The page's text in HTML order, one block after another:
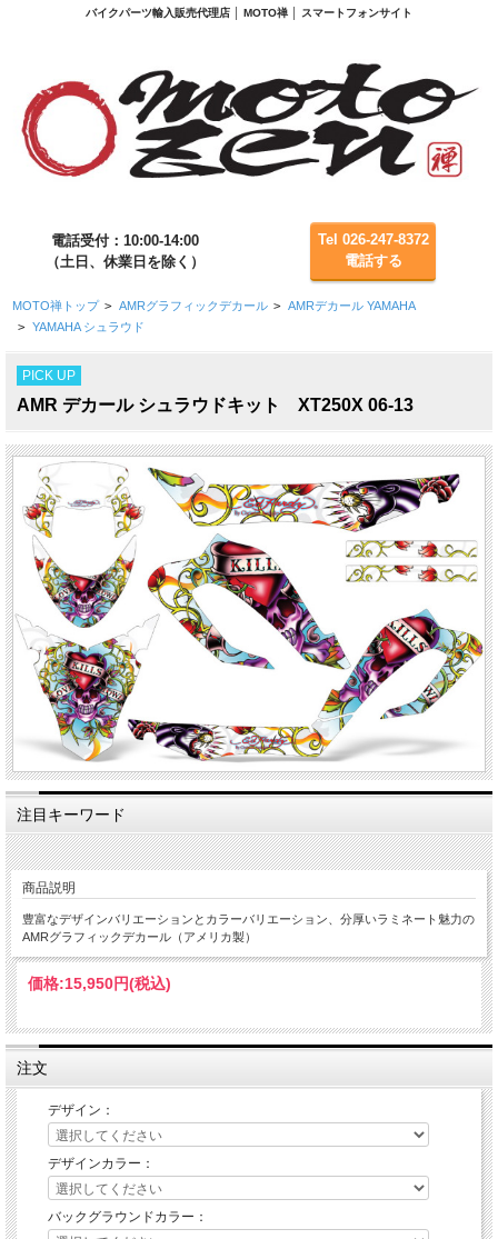
バイクパーツ輸入販売代理店 │ MOTO禅 │ スマートフォンサイト
電話受付：10:00-14:00
（土日、休業日を除く）
Tel 026-247-8372
電話する
MOTO禅トップ > AMRグラフィックデカール > AMRデカール YAMAHA
> YAMAHA シュラウド
PICK UP
AMR デカール シュラウドキット XT250X 06-13
注目キーワード
商品説明
豊富なデザインバリエーションとカラーバリエーション、分厚いラミネート魅力の
AMRグラフィックデカール（アメリカ製）
価格:15,950円(税込)
注文
デザイン：
デザインカラー：
バックグラウンドカラー：